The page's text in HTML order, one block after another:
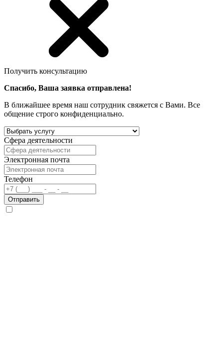
Получить консультацию
Спасибо, Ваша заявка отправлена!
В ближайшее время наш сотрудник свяжется с Вами. Все
общение строго конфиденциально.
Сфера деятельности
Электронная почта
Телефон
Отправить